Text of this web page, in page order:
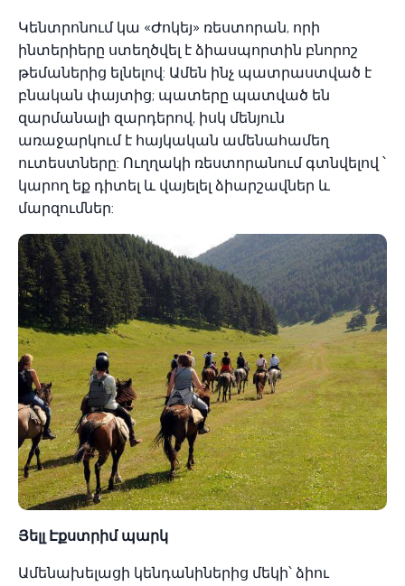
Կենտրոնում կա «Ժոկեյ» ռեստորան, որի
ինտերիերը ստեղծվել է ձիասպորտին բնորոշ
թեմաներից ելնելով: Ամեն ինչ պատրաստված է
բնական փայտից; պատերը պատված են
զարմանալի զարդերով, իսկ մենյուն
առաջարկում է հայկական ամենահամեղ
ուտեստները: Ուղղակի ռեստորանում գտնվելով ՝
կարող եք դիտել և վայելել ձիարշավներ և
մարզումներ:
Յելլ Էքստրիմ պարկ
Ամենախելացի կենդանիներից մեկի՝ ձիու